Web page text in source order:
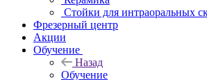
Стойки для интраоральных
Фрезерный центр
Акции
Обучение
Назад
Обучение